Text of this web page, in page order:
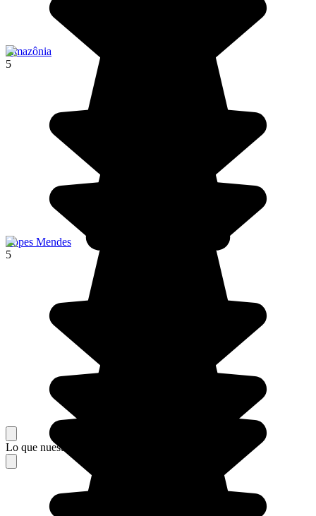
Amazônia
5
Lopes Mendes
5
Lo que nuestros viajeros piensan de su estancia